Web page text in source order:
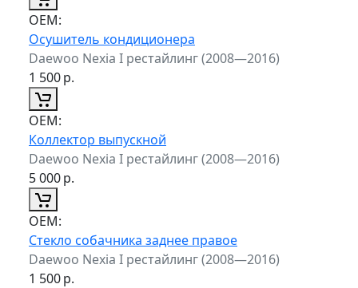
ОЕМ:
Осушитель кондиционера
Daewoo Nexia I рестайлинг (2008—2016)
1 500р.
ОЕМ:
Коллектор выпускной
Daewoo Nexia I рестайлинг (2008—2016)
5 000р.
ОЕМ:
Стекло собачника заднее правое
Daewoo Nexia I рестайлинг (2008—2016)
1 500р.